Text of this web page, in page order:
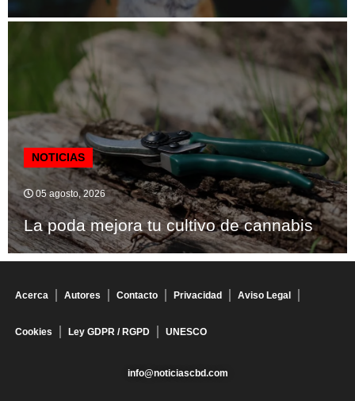
NOTICIAS
05 agosto, 2026
La poda mejora tu cultivo de cannabis
Acerca Autores Contacto Privacidad Aviso Legal
Cookies Ley GDPR / RGPD UNESCO
info@noticiascbd.com